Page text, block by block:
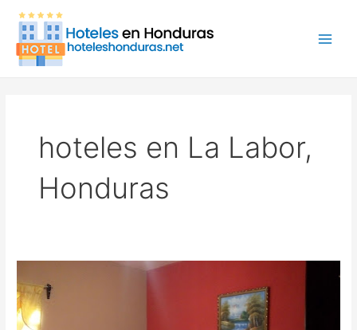
contenido
hoteles en La Labor,
Honduras
y
Comedor
Palacios,